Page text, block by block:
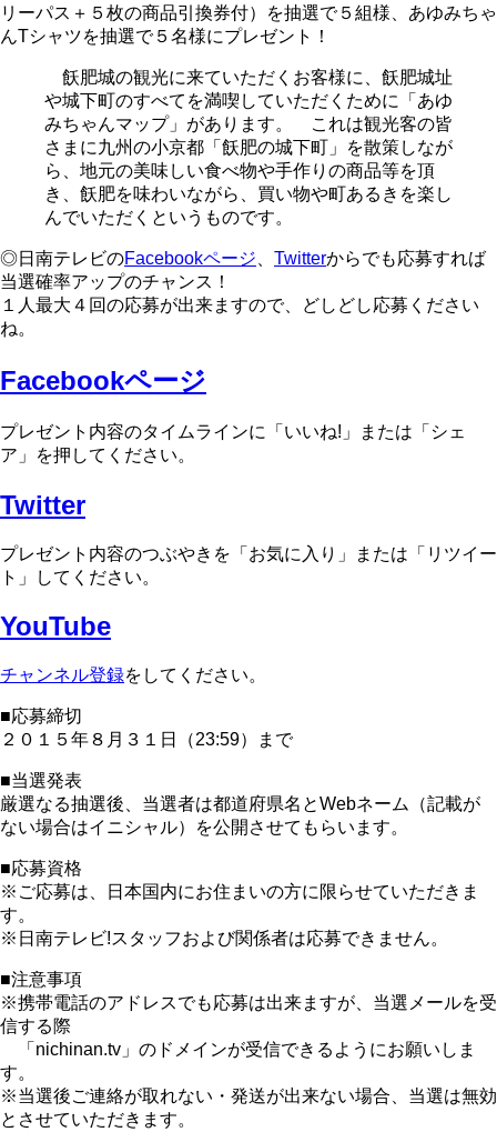
リーパス＋５枚の商品引換券付）を抽選で５組様、あゆみちゃ
んTシャツを抽選で５名様にプレゼント！
飫肥城の観光に来ていただくお客様に、飫肥城址
や城下町のすべてを満喫していただくために「あゆ
みちゃんマップ」があります。 これは観光客の皆
さまに九州の小京都「飫肥の城下町」を散策しなが
ら、地元の美味しい食べ物や手作りの商品等を頂
き、飫肥を味わいながら、買い物や町あるきを楽し
んでいただくというものです。
◎日南テレビのFacebookページ Twitterからでも応募すれば
当選確率アップのチャンス！
１人最大４回の応募が出来ますので、どしどし応募ください
ね。
Facebookページ
プレゼント内容のタイムラインに「いいね!」または「シェ
ア」を押してください。
Twitter
プレゼント内容のつぶやきを「お気に入り」または「リツイー
ト」してください。
YouTube
チャンネル登録をしてください。
■応募締切
２０１５年８月３１日（23:59）まで
■当選発表
厳選なる抽選後、当選者は都道府県名とWebネーム（記載が
ない場合はイニシャル）を公開させてもらいます。
■応募資格
※ご応募は、日本国内にお住まいの方に限らせていただきま
す。
※日南テレビ!スタッフおよび関係者は応募できません。
■注意事項
※携帯電話のアドレスでも応募は出来ますが、当選メールを受
信する際
「nichinan.tv」のドメインが受信できるようにお願いしま
す。
※当選後ご連絡が取れない・発送が出来ない場合、当選は無効
とさせていただきます。